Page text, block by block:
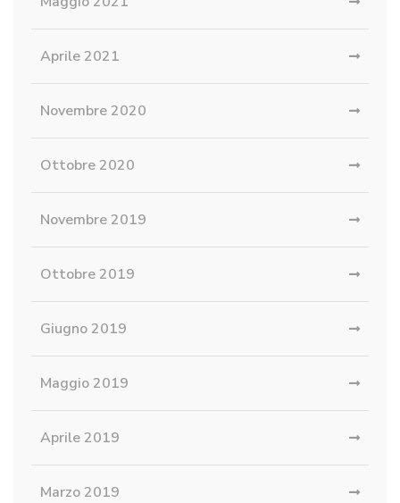
Aprile 2021
Novembre 2020
Ottobre 2020
Novembre 2019
Ottobre 2019
Giugno 2019
Maggio 2019
Aprile 2019
Marzo 2019